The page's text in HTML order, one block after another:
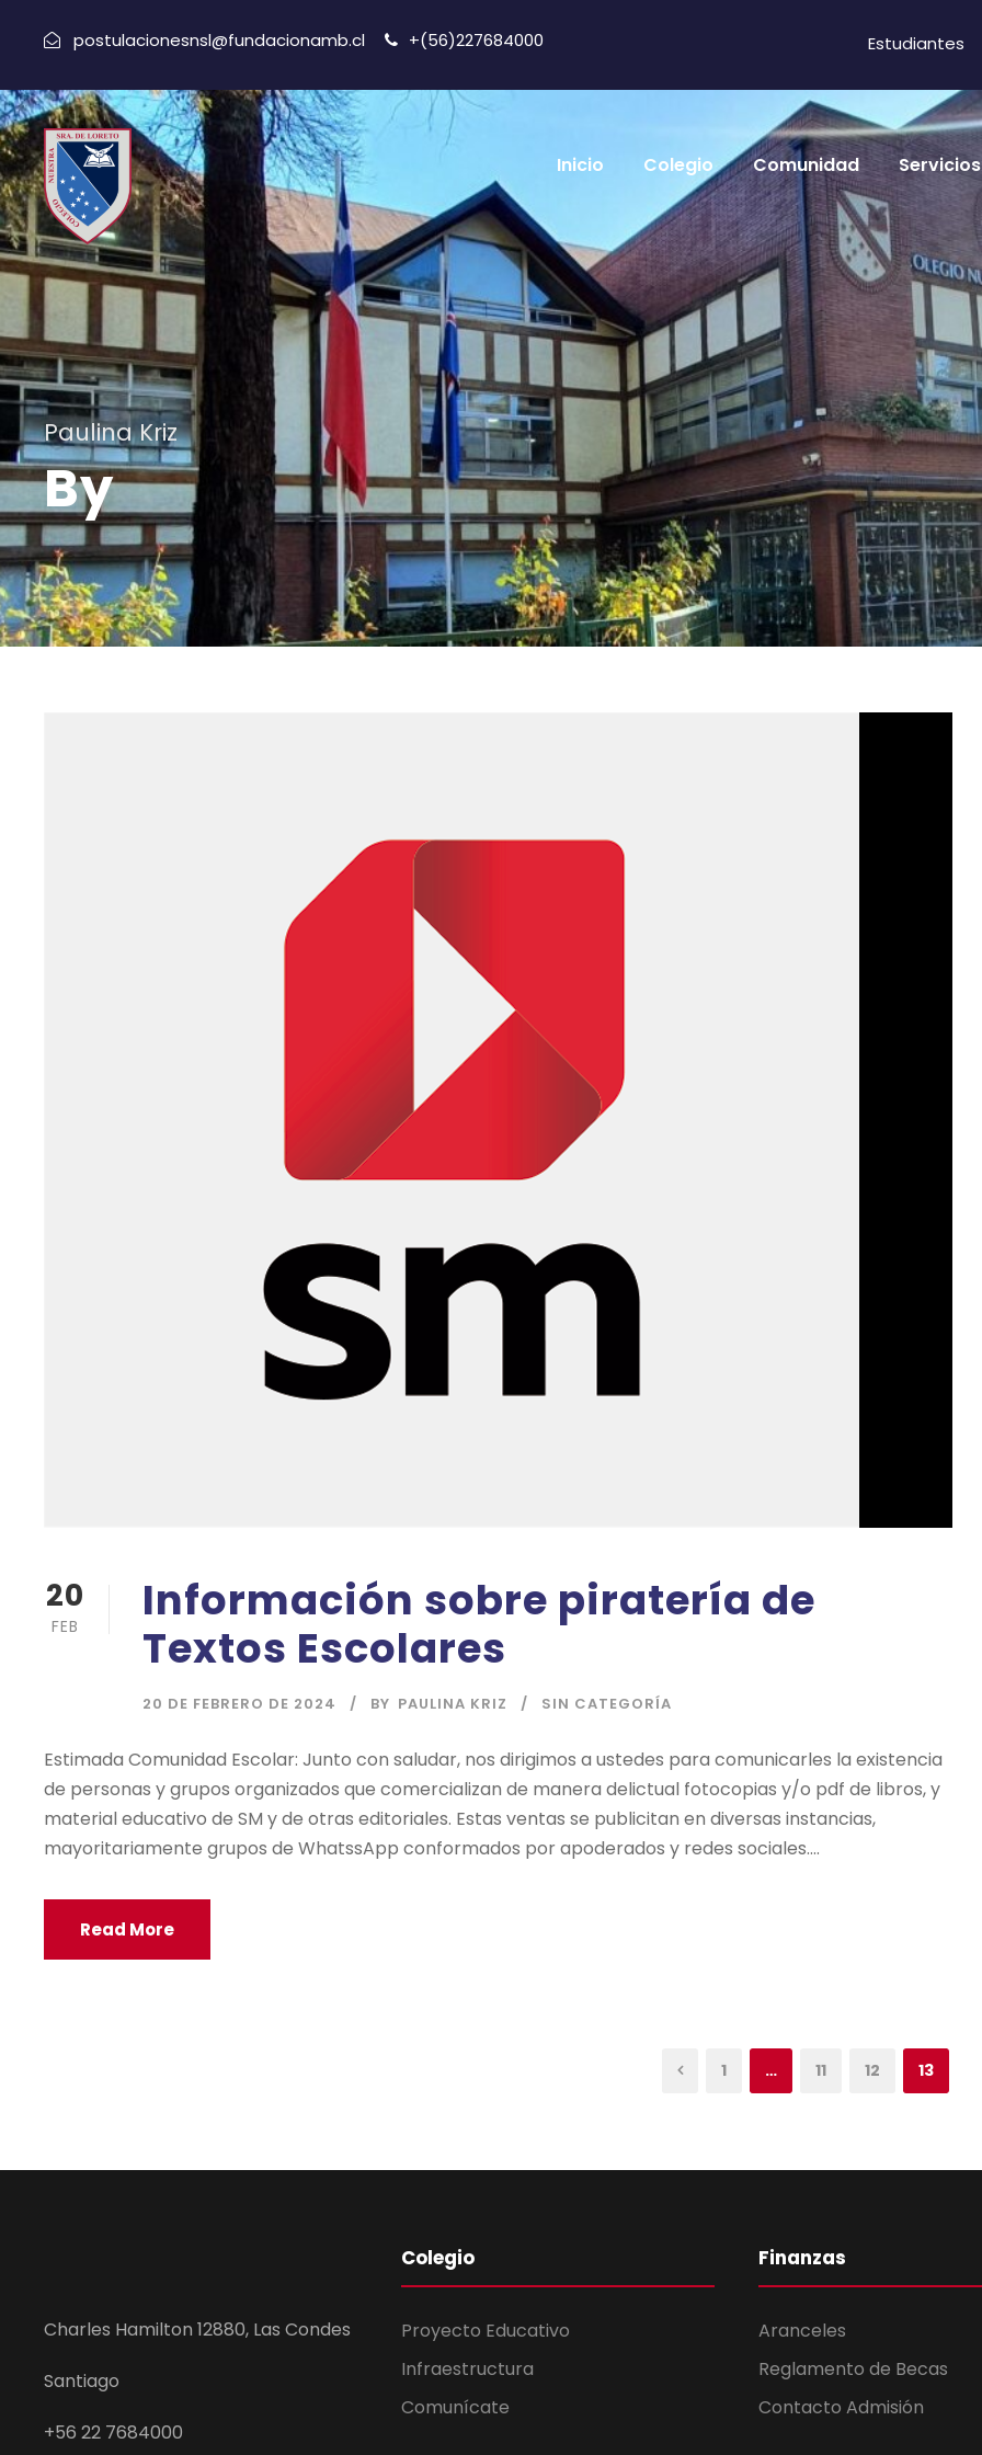
postulacionesnsl@fundacionamb.cl +(56)227684000 Estudiantes
Inicio Colegio Comunidad Servicios
Paulina Kriz
By
20
FEB
Información sobre piratería de
Textos Escolares
20 DE FEBRERO DE 2024 BY PAULINA KRIZ SIN CATEGORÍA
Estimada Comunidad Escolar: Junto con saludar, nos dirigimos a ustedes para comunicarles la existencia
de personas y grupos organizados que comercializan de manera delictual fotocopias y/o pdf de libros, y
material educativo de SM y de otras editoriales. Estas ventas se publicitan en diversas instancias,
mayoritariamente grupos de WhatssApp conformados por apoderados y redes sociales....
Read More
1 … 11 12 13
Charles Hamilton 12880, Las Condes
Santiago
+56 22 7684000
Colegio
Proyecto Educativo
Infraestructura
Comunícate
Finanzas
Aranceles
Reglamento de Becas
Contacto Admisión